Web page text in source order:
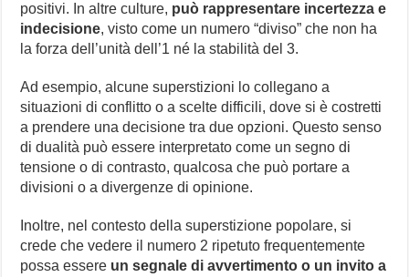
positivi. In altre culture, può rappresentare incertezza e
indecisione, visto come un numero “diviso” che non ha
la forza dell’unità dell’1 né la stabilità del 3.
Ad esempio, alcune superstizioni lo collegano a
situazioni di conflitto o a scelte difficili, dove si è costretti
a prendere una decisione tra due opzioni. Questo senso
di dualità può essere interpretato come un segno di
tensione o di contrasto, qualcosa che può portare a
divisioni o a divergenze di opinione.
Inoltre, nel contesto della superstizione popolare, si
crede che vedere il numero 2 ripetuto frequentemente
possa essere un segnale di avvertimento o un invito a